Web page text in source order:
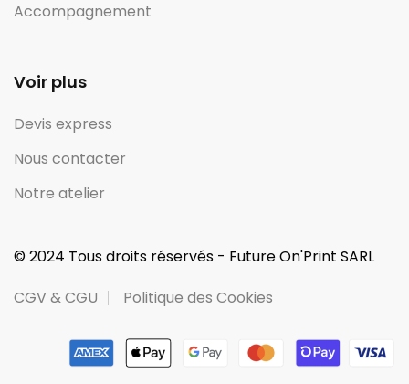
Accompagnement
Voir plus
Devis express
Nous contacter
Notre atelier
© 2024 Tous droits réservés - Future On'Print SARL
CGV & CGU
Politique des Cookies